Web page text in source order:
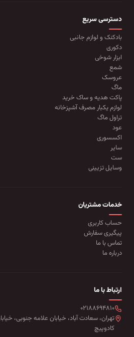
دسترسی سریع
بادکنک و لوازم جانبی
دکوری
ابزار شوخی
شمع
عروسک
ماگ
پاکت هدیه و ساک خرید
لوازم یکبار مصرف آشپزخانه
تراول ماگ
عود
اکسسوری
سایر
ست
وسایل تزیینی
خدمات مشتریان
حساب کاربری
پیگیری سفارش
تماس با ما
درباره ما
ارتباط با ما
۰۲۱۸۸۶۹۴۸۱۰
کادوپیچ